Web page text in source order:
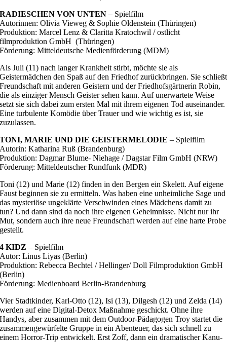
RADIESCHEN VON UNTEN– Spielfilm
Autorinnen: Olivia Vieweg & Sophie Oldenstein (Thüringen)
Produktion: Marcel Lenz & Claritta Kratochwil / ostlicht
filmproduktion GmbH (Thüringen)
Förderung: Mitteldeutsche Medienförderung (MDM)
Als Juli (11) nach langer Krankheit stirbt, möchte sie als
Geistermädchen den Spaß auf den Friedhof zurückbringen. Sie schließt
Freundschaft mit anderen Geistern und der Friedhofsgärtnerin Robin,
die als einziger Mensch Geister sehen kann. Auf unerwartete Weise
setzt sie sich dabei zum ersten Mal mit ihrem eigenen Tod auseinander.
Eine turbulente Komödie über Trauer und wie wichtig es ist, sie
zuzulassen.
TONI, MARIE UND DIE GEISTERMELODIE– Spielfilm
Autorin: Katharina Ruß (Brandenburg)
Produktion: Dagmar Blume- Niehage / Dagstar Film GmbH (NRW)
Förderung: Mitteldeutscher Rundfunk (MDR)
Toni (12) und Marie (12) finden in den Bergen ein Skelett. Auf eigene
Faust beginnen sie zu ermitteln. Was haben eine unheimliche Sage und
das mysteriöse ungeklärte Verschwinden eines Mädchens damit zu
tun? Und dann sind da noch ihre eigenen Geheimnisse. Nicht nur ihr
Mut, sondern auch ihre neue Freundschaft werden auf eine harte Probe
gestellt.
4 KIDZ– Spielfilm
Autor: Linus Liyas (Berlin)
Produktion: Rebecca Bechtel / Hellinger/ Doll Filmproduktion GmbH
(Berlin)
Förderung: Medienboard Berlin-Brandenburg
Vier Stadtkinder, Karl-Otto (12), Isi (13), Dilgesh (12) und Zelda (14)
werden auf eine Digital-Detox Maßnahme geschickt. Ohne ihre
Handys, aber zusammen mit dem Outdoor-Pädagogen Troy startet die
zusammengewürfelte Gruppe in ein Abenteuer, das sich schnell zu
einem Horror-Trip entwickelt. Erst Zoff, dann ein dramatischer Kanu-